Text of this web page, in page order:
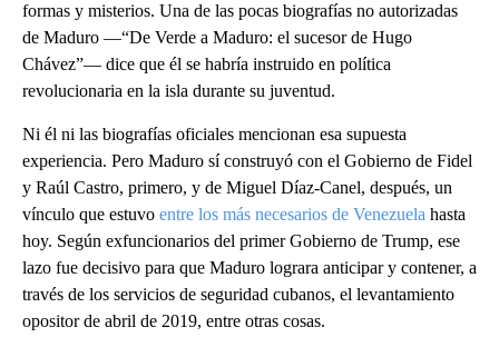
formas y misterios. Una de las pocas biografías no autorizadas
de Maduro —“De Verde a Maduro: el sucesor de Hugo
Chávez”— dice que él se habría instruido en política
revolucionaria en la isla durante su juventud.
Ni él ni las biografías oficiales mencionan esa supuesta
experiencia. Pero Maduro sí construyó con el Gobierno de Fidel
y Raúl Castro, primero, y de Miguel Díaz-Canel, después, un
vínculo que estuvo entre los más necesarios de Venezuela hasta
hoy. Según exfuncionarios del primer Gobierno de Trump, ese
lazo fue decisivo para que Maduro lograra anticipar y contener, a
través de los servicios de seguridad cubanos, el levantamiento
opositor de abril de 2019, entre otras cosas.